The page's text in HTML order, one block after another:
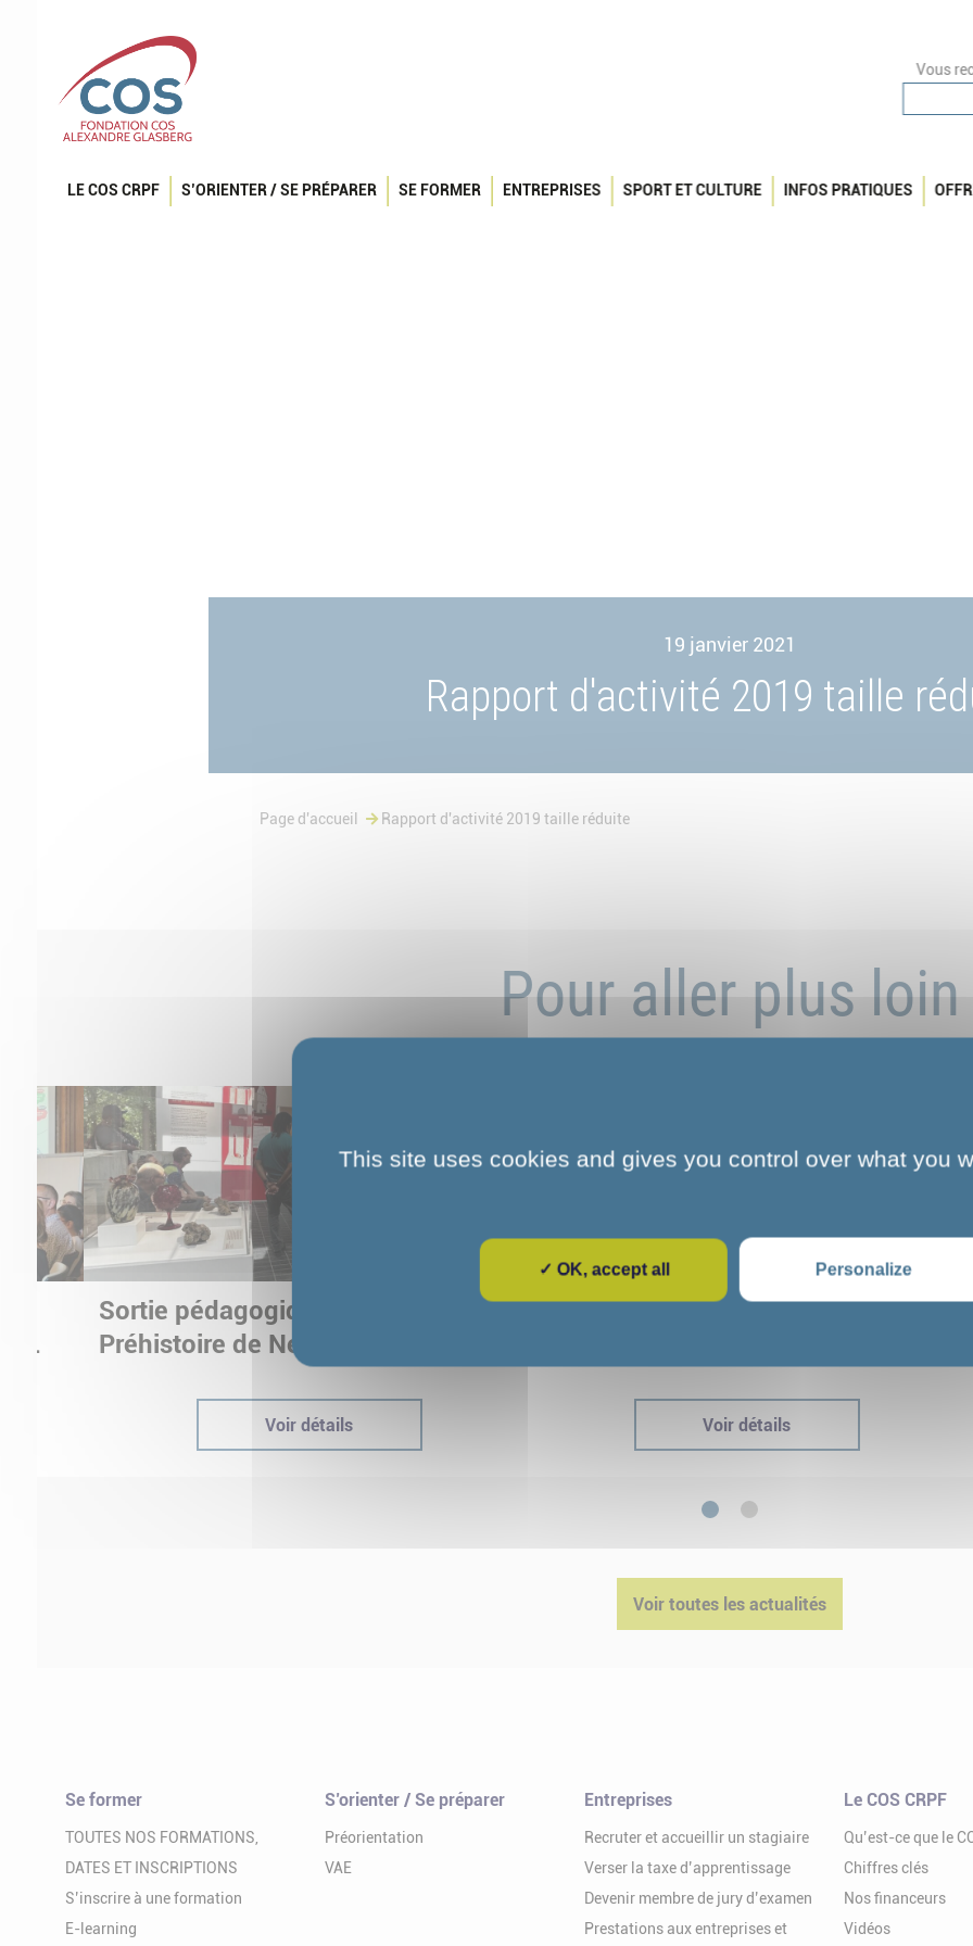
Vous
LE COS CRPF S’ORIENTER / SE PRÉPARER SE FORMER ENTREPRISES SPORT ET CULTURE INFOS PRATIQUES
19 janvier 2021
Rapport d'activité 2019 taille
Page d'accueil Rapport d'activité 2019 taille réduite
Pour aller plus loin
Sortie pédagogique au Musée de
Préhistoire de Nemours : apprendre
Voir détails
L'art et la culture s'invitent au COS
Voir détails
Voir toutes les actualités
Se former
TOUTES NOS FORMATIONS,
DATES ET INSCRIPTIONS
S’inscrire à une formation
E-learning
S’orienter / Se préparer
Préorientation
VAE
Entreprises
Recruter et accueillir un stagiaire
Verser la taxe d’apprentissage
Devenir membre de jury d’examen
Prestations aux entreprises et
Le COS CRPF
Qu’est-ce que le
Chiffres clés
Nos financeurs
Vidéos
This site uses cookies and gives you control over what you
✓ OK, accept all Personalize